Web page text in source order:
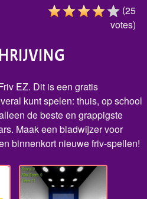
(25
votes)
EZ. Dit is een gratis
kunt spelen: thuis, op school
de beste en grappigste
Maak een bladwijzer voor
binnenkort nieuwe friv-spellen!